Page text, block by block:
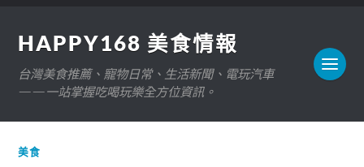
HAPPY168 美食情報
台灣美食推薦、寵物日常、生活新聞、電玩汽車
——一站掌握吃喝玩樂全方位資訊。
美食